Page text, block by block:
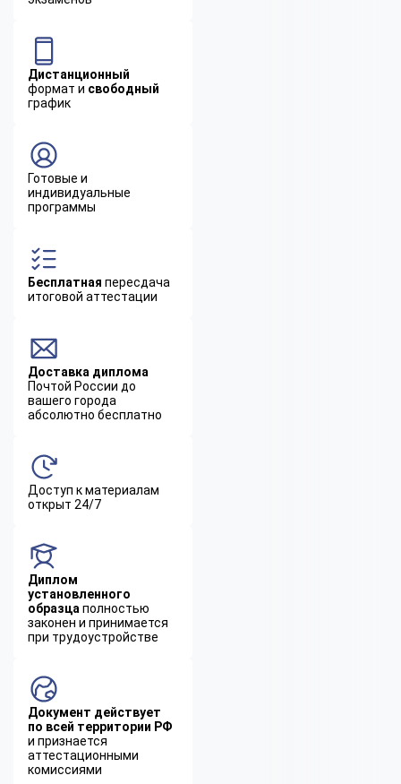
Дистанционный
формат и свободный
график
Готовые и
индивидуальные
программы
Бесплатная пересдача
итоговой аттестации
Доставка диплома
Почтой России до
вашего города
абсолютно бесплатно
Доступ к материалам
открыт 24/7
Диплом
установленного
образца полностью
законен и принимается
при трудоустройстве
Документ действует
по всей территории РФ
и признается
аттестационными
комиссиями